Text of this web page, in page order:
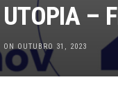
UTOPIA –
ON OUTUBRO 31, 2023